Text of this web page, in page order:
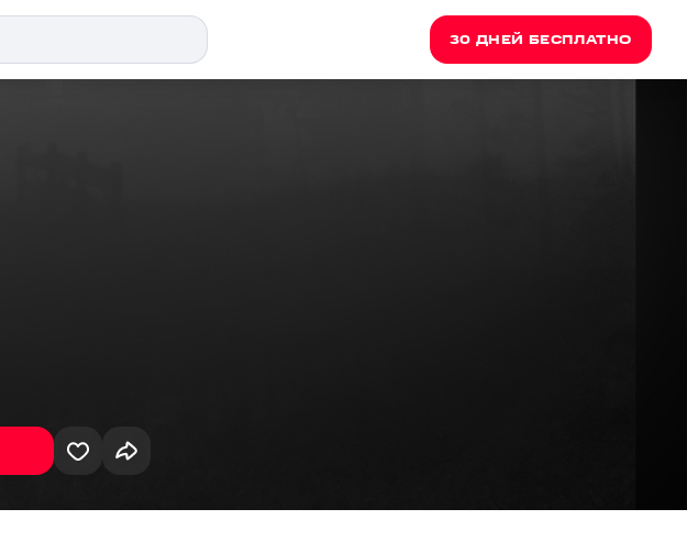
30 ДНЕЙ БЕСПЛАТНО